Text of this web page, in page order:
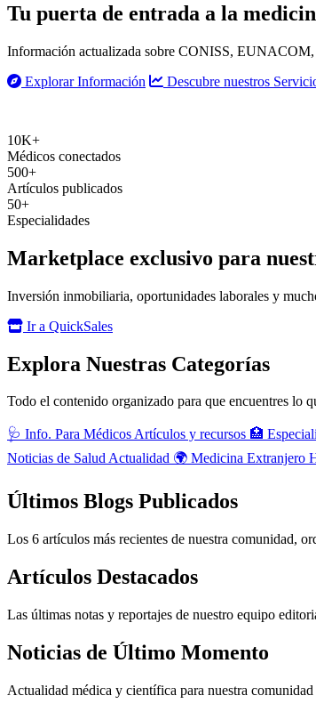
Tu puerta de entrada a la
Información actualizada sobre CONISS, EUNACOM,
Explorar Información
Descubre nuestros
10K+
Médicos conectados
500+
Artículos publicados
50+
Especialidades
Marketplace exclusivo para
Inversión inmobiliaria, oportunidades laborales y
Ir a QuickSales
Explora Nuestras Categorías
Todo el contenido organizado para que encuentres lo
🩺 Info. Para MédicosArtículos y recursos 🏥
Noticias de SaludActualidad 🌍 Medicina Extranjero
Últimos Blogs Publicados
Los 6 artículos más recientes de nuestra comunidad,
Artículos Destacados
Las últimas notas y reportajes de nuestro equipo
Noticias de Último Momento
Actualidad médica y científica para nuestra